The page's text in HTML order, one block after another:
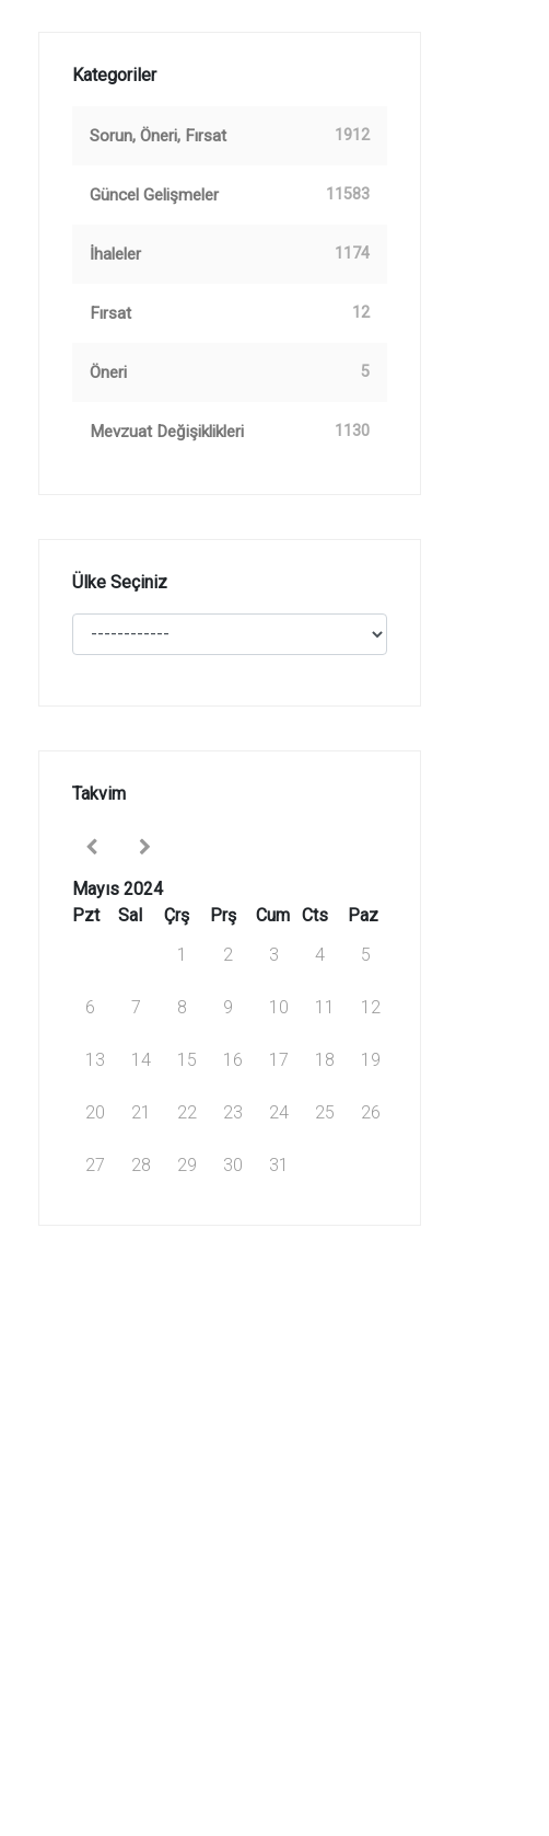
Kategoriler
Sorun, Öneri, Fırsat 1912
Güncel Gelişmeler 11583
İhaleler 1174
Fırsat 12
Öneri 5
Mevzuat Değişiklikleri 1130
Ülke Seçiniz
Takvim
Mayıs 2024
Pzt
Sal Çrş Prş Cum Cts
Paz
1
2 3 4 5
6 7 8 9 10 11 12
13 14 15 16 17 18 19
20 21 22 23 24 25 26
27 28 29 30 31